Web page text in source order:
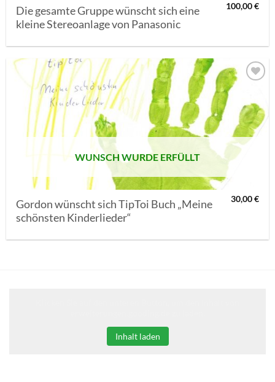
Die gesamte Gruppe wünscht sich eine
kleine Stereoanlage von Panasonic
100,00€
AUF MEINE
MERKLISTE
SETZEN
WUNSCH WURDE ERFÜLLT
Gordon wünscht sich TipToi Buch „Meine
schönsten Kinderlieder“
30,00€
Inhalt laden